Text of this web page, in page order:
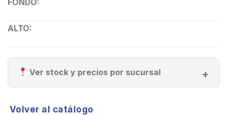
FONDO:
ALTO:
Ver stock y precios por sucursal
Volver al catálogo